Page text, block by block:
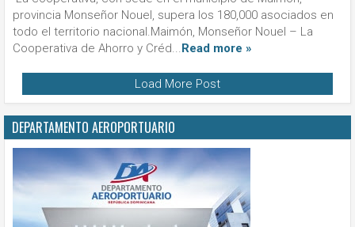
provincia Monseñor Nouel, supera los 180,000 asociados en
todo el territorio nacional.Maimón, Monseñor Nouel – La
Cooperativa de Ahorro y Créd...Read more »
Load More Post
DEPARTAMENTO AEROPORTUARIO